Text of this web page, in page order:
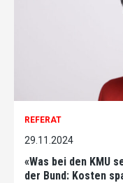
REFERAT
29.11.2024
«Was bei den KMU
der Bund: Kosten